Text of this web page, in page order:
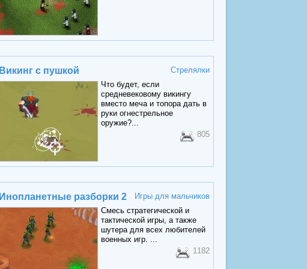
Викинг с пушкой
Стрелялки
Что будет, если
средневековому викингу
вместо меча и топора дать в
руки огнестрельное
оружие?...
805
Инопланетные разборки 2
Игры для мальчиков
Смесь стратегической и
тактической игры, а также
шутера для всех любителей
военных игр. ...
1182